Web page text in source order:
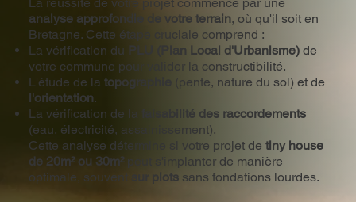
La réussite de votre projet commence par une
analyse approfondie de votre terrain, où qu'il soit en
Bretagne. Cette étape cruciale comprend :
La vérification du PLU (Plan Local d'Urbanisme)de
votre commune pour valider la constructibilité.
L'étude de la topographie
(pente, nature du sol) et de
l'orientation.
La vérification de la
faisabilité des raccordements
(eau, électricité, assainissement).
Cette analyse détermine si votre projet de tiny house
de 20m² ou 30m²peut s'implanter de manière
optimale, souvent
sur plotssans fondations lourdes.